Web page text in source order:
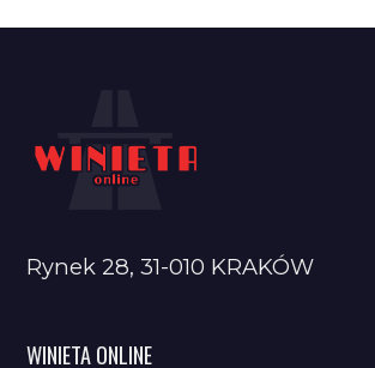
Rynek 28, 31-010 KRAKÓW
WINIETA ONLINE